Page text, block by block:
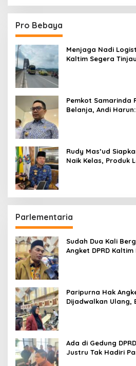
Pro Bebaya
Menjaga Nadi
Kaltim Segera
Pemkot Samarinda
Belanja, Andi
Rudy Mas’ud
Naik Kelas, Produk
Parlementaria
Sudah Dua Kali
Angket DPRD
Paripurna Hak
Dijadwalkan Ulang,
Ada di Gedung
Justru Tak Hadiri